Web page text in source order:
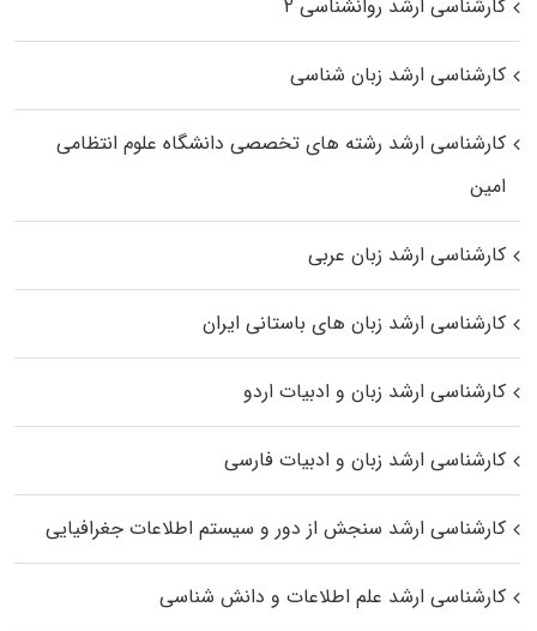
کارشناسی ارشد روانشناسی ۲
کارشناسی ارشد زبان شناسی
کارشناسی ارشد رﺷﺘﻪ ﻫﺎی تخصصی داﻧﺸﮕﺎه ﻋﻠﻮم انتظامی
اﻣﻴﻦ
کارشناسی ارشد زبان عربی
کارشناسی ارشد زبان‌ های باستانی ایران
کارشناسی ارشد زبان و ادبیات اردو
کارشناسی ارشد زبان و ادبیات فارسی
کارشناسی ارشد سنجش از دور و سیستم اطلاعات جغرافیایی
کارشناسی ارشد علم اطلاعات و دانش شناسی